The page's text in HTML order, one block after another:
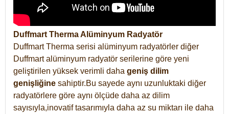
Duffmart Therma Alüminyum Radyatör
Duffmart Therma serisi alüminyum radyatörler diğer
Duffmart alüminyum radyatör serilerine göre yeni
geliştirilen yüksek verimli daha geniş dilim
genişliğine sahiptir.Bu sayede aynı uzunluktaki diğer
radyatörlere göre aynı ölçüde daha az dilim
sayısıyla,inovatif tasarımıyla daha az su miktarı ile daha